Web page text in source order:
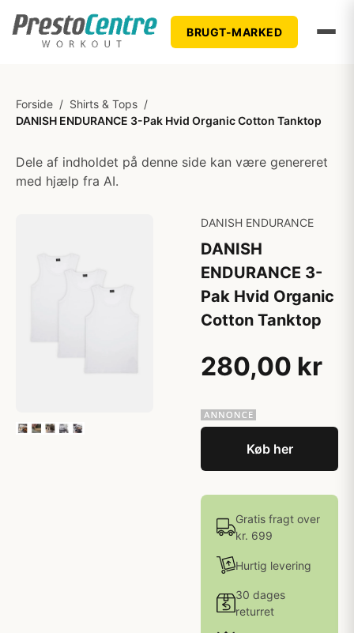
BRUGT-MARKED
Forside / Shirts & Tops /
DANISH ENDURANCE 3-Pak Hvid Organic Cotton Tanktop
Dele af indholdet på denne side kan være genereret
med hjælp fra AI.
DANISH ENDURANCE
DANISH
ENDURANCE 3-
Pak Hvid Organic
Cotton Tanktop
280,00 kr
Køb her
Gratis fragt over
kr. 699
Hurtig levering
30 dages
returret